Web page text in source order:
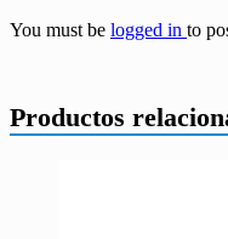
You must be logged in to
Productos